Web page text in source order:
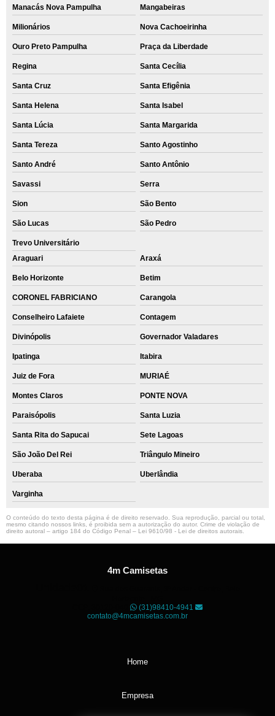
Manacás Nova Pampulha Mangabeiras
Milionários Nova Cachoeirinha
Ouro Preto Pampulha Praça da Liberdade
Regina Santa Cecília
Santa Cruz Santa Efigênia
Santa Helena Santa Isabel
Santa Lúcia Santa Margarida
Santa Tereza Santo Agostinho
Santo André Santo Antônio
Savassi Serra
Sion São Bento
São Lucas São Pedro
Trevo Universitário
Araguari
Araxá
Belo Horizonte Betim
CORONEL FABRICIANO Carangola
Conselheiro Lafaiete Contagem
Divinópolis Governador Valadares
Ipatinga Itabira
Juiz de Fora MURIAÉ
Montes Claros PONTE NOVA
Paraisópolis Santa Luzia
Santa Rita do Sapucai Sete Lagoas
São João Del Rei Triângulo Mineiro
Uberaba Uberlândia
Varginha
O conteúdo do texto desta página é de direito reservado. Sua reprodução, parcial ou total,
mesmo citando nossos links, é proibida sem a autorização do autor. Crime de violação de
direito autoral – artigo 184 do Código Penal – Lei 9610/98 - Lei de direitos autorais
4m Camisetas
(31)98410-4941
contato@4mcamisetas.com.br
Home
Empresa